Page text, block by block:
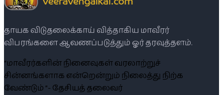
தாயக விடுதலைக்காய் வித்தாகிய மாவீரர்
விபரங்களை ஆவணப்படுத்தும் ஓர் தரவுத்தளம்.
“மாவீரர்களின் நினைவுகள் வரலாற்றுச்
சின்னங்களாக என்றென்றும் நிலைத்து நிற்க
வேண்டும் ”- தேசியத் தலைவர்